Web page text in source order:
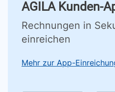
AGILA Kunden-
Rechnungen in
einreichen
Mehr zur App-